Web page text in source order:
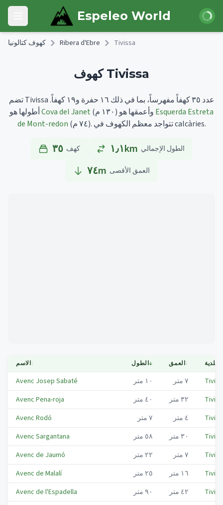
Skip to main content
Open main menu Espeleo World الدخول
كهوف كتالونيا Ribera d'Ebre Tivissa
كهوف Tivissa
تضم Tivissa عدد ٣٥ كهفاً مفهرساً، بما في ذلك ١٦ حفرة و١٩ كهفاً.
Cova del Janet (١٣٠ م)
Esquerda Estreta
de Mont-redon
(٧٤ م). تتواجد معظم الكهوف في calcàries.
٣٥ كهف ١٫١km الطول الإجمالي
٧٤m العمق الأقصى
الاسم↕ الطول↓ العمق↕ البلدية
Avenc Josep Sabaté ١٠ متر ٧ متر
Avenc Pena-roja
٤٠ متر ٣٢ متر
Avenc Rodó
٧ متر ٤ متر
Avenc Sargantana
٥٨ متر ٣٠ متر
Avenc de Jaumó
٢٢ متر ٧ متر
Avenc de Malalí
٢٥ متر ١٦ متر
Avenc de l'Espadella
٩٠ متر ٤٢ متر